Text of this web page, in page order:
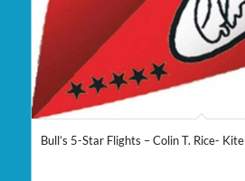
Bull’s 5-Star Flights – Colin T. Rice- Kite